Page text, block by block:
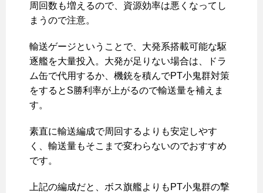
周回数も増えるので、資源効率は悪くなってし
まうので注意。
輸送ゲージということで、大発系搭載可能な駆
逐艦を大量投入。大発が足りない場合は、ドラ
ム缶で代用するか、機銃を積んでPT小鬼群対策
をするとS勝利率が上がるので輸送量を補えま
す。
素直に輸送編成で周回するよりも安定しやす
く、輸送量もそこまで変わらないのでおすすめ
です。
上記の編成だと、ボス旗艦よりもPT小鬼群の撃